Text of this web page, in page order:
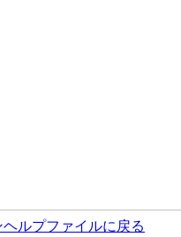
ヘルプファイルに戻る